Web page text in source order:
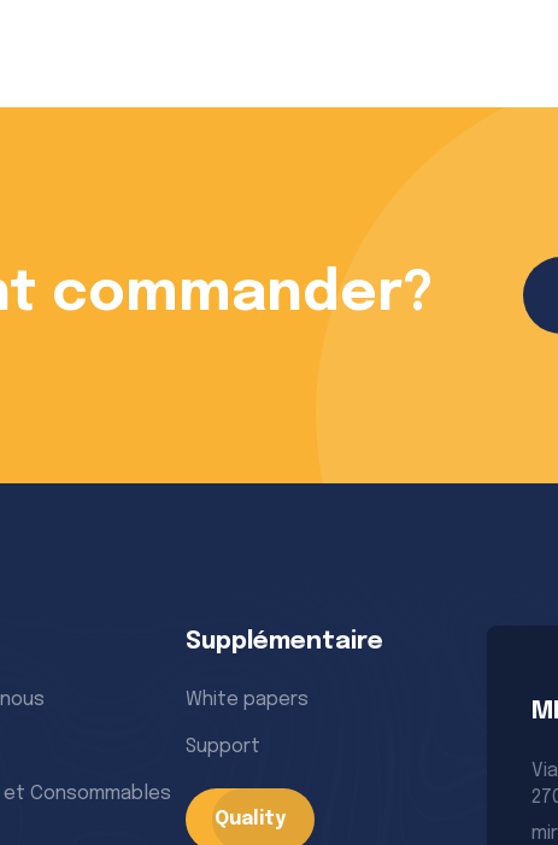
revendeur ?
Consommables
Supplémentaire
White papers
Support
Quality
MIR in Brazil
2659 sala 303 –São
Pelegrino – Caxias do Sul